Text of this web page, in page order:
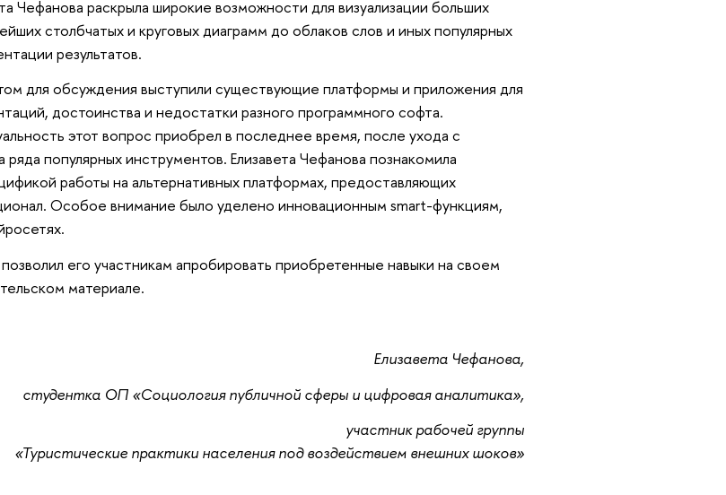
Чефанова раскрыла широкие возможности для визуализации больших
столбчатых и круговых диаграмм до облаков слов и иных популярных
результатов.
для обсуждения выступили существующие платформы и приложения для
достоинства и недостатки разного программного софта.
этот вопрос приобрел в последнее время, после ухода с
ряда популярных инструментов. Елизавета Чефанова познакомила
работы на альтернативных платформах, предоставляющих
Особое внимание было уделено инновационным smart-функциям,
его участникам апробировать приобретенные навыки на своем
материале.
Елизавета Чефанова,
студентка ОП «Социология публичной сферы и цифровая аналитика»,
участник рабочей группы
«Туристические практики населения под воздействием внешних шоков»